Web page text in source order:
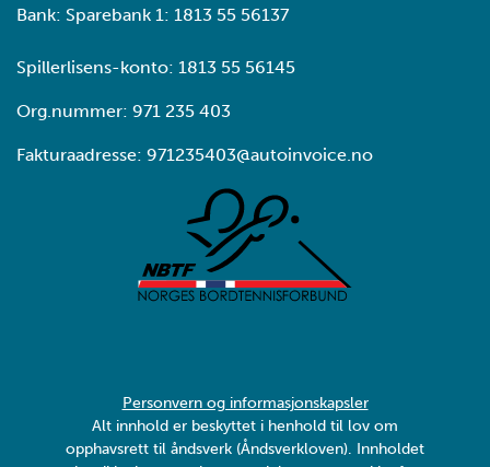
Bank: Sparebank 1: 1813 55 56137
Spillerlisens-konto: 1813 55 56145
Org.nummer: 971 235 403
Fakturaadresse: 971235403@autoinvoice.no
Personvern og informasjonskapsler
Alt innhold er beskyttet i henhold til lov om
opphavsrett til åndsverk (Åndsverkloven). Innholdet